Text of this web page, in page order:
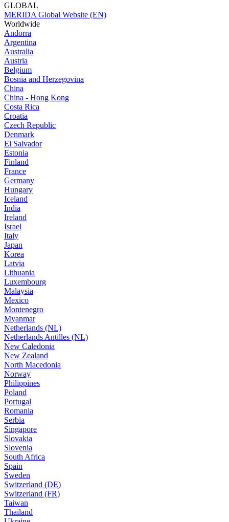
GLOBAL
MERIDA Global Website (EN)
Worldwide
Andorra
Argentina
Australia
Austria
Belgium
Bosnia and Herzegovina
China
China - Hong Kong
Costa Rica
Croatia
Czech Republic
Denmark
El Salvador
Estonia
Finland
France
Germany
Hungary
Iceland
India
Ireland
Israel
Italy
Japan
Korea
Latvia
Lithuania
Luxembourg
Malaysia
Mexico
Montenegro
Myanmar
Netherlands (NL)
Netherlands Antilles (NL)
New Caledonia
New Zealand
North Macedonia
Norway
Philippines
Poland
Portugal
Romania
Serbia
Singapore
Slovakia
Slovenia
South Africa
Spain
Sweden
Switzerland (DE)
Switzerland (FR)
Taiwan
Thailand